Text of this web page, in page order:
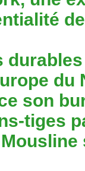
du
son
tiges